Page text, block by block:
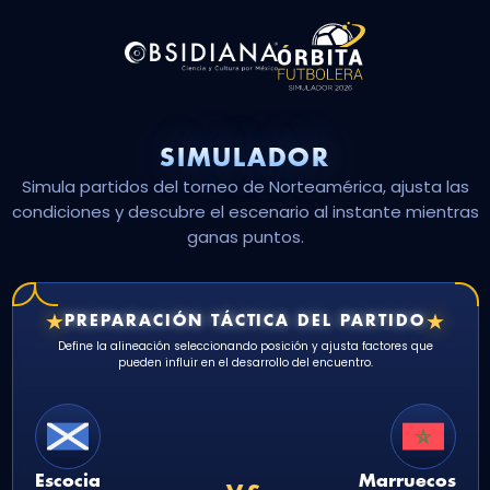
SIMULADOR
Simula partidos del torneo de Norteamérica, ajusta las
condiciones y descubre el escenario al instante mientras
ganas puntos.
★PREPARACIÓN TÁCTICA DEL PARTIDO★
Define la alineación seleccionando posición y ajusta factores que
pueden influir en el desarrollo del encuentro.
Escocia Marruecos